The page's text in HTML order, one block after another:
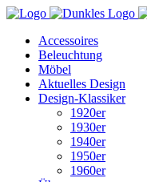
Accessoires
Beleuchtung
Möbel
Aktuelles Design
Design-Klassiker
1920er
1930er
1940er
1950er
1960er